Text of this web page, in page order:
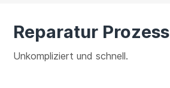
Reparatur Prozess
Unkompliziert und schnell.